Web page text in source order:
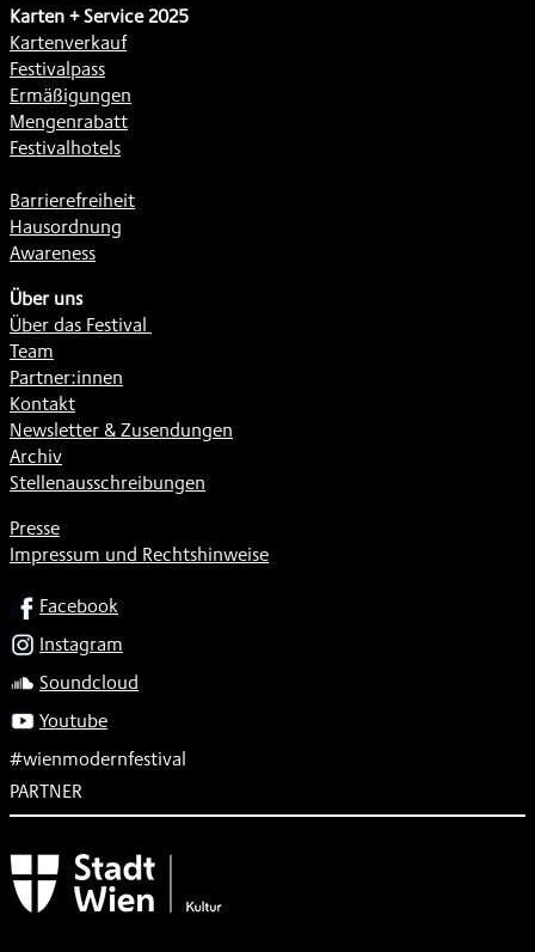
Karten + Service 2025
Kartenverkauf
Festivalpass
Ermäßigungen
Mengenrabatt
Festivalhotels
Barrierefreiheit
Hausordnung
Awareness
Über uns
Über das Festival
Team
Partner:innen
Kontakt
Newsletter & Zusendungen
Archiv
Stellenausschreibungen
Presse
Impressum und Rechtshinweise
SOCIALFacebook
Instagram
Soundcloud
Youtube
#wienmodernfestival
PARTNER
Subventionsgeber